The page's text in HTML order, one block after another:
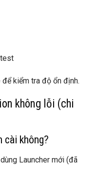
để kiểm tra độ ổn định.
không lỗi (chi
cài không?
Launcher mới (đã